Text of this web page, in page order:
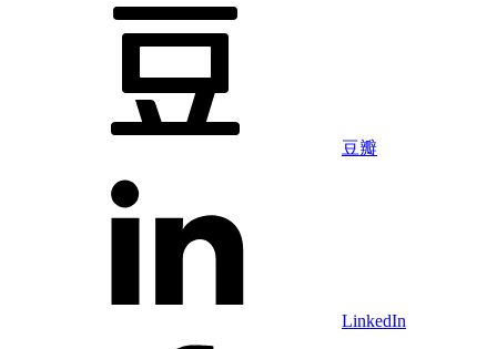
豆瓣
LinkedIn